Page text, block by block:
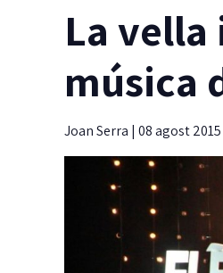
La vella
música
Joan Serra | 08 agost 2015